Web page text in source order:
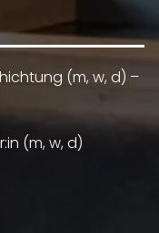
(m, w, d) –
(m, w, d)